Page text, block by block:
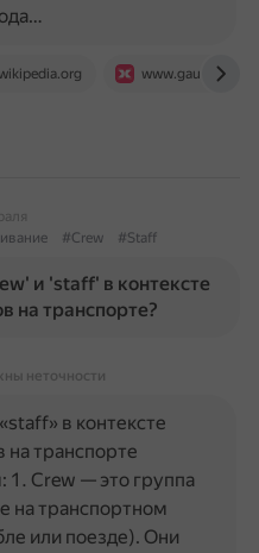
#Crew #Staff
и 'staff' в контексте
на транспорте?
неточности
в контексте
транспорте
1. Crew — это группа
на транспортном
или поезде). Они